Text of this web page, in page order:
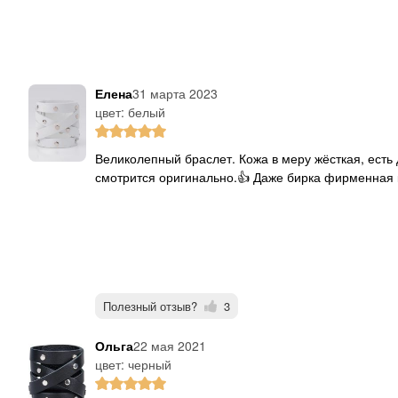
Елена31 марта 2023
цвет: белый
Великолепный браслет. Кожа в меру жёсткая, есть два варианта застёгивания, сделан аккуратно, на руке
смотрится оригинально.👍 Даже бирка фирменная
Полезный отзыв? 3
Ольга22 мая 2021
цвет: черный